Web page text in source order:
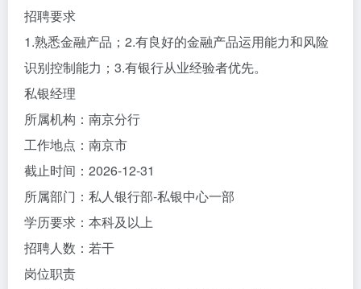
招聘要求
1.熟悉金融产品；2.有良好的金融产品运用能力和风险
识别控制能力；3.有银行从业经验者优先。
私银经理
所属机构：南京分行
工作地点：南京市
截止时间：2026-12-31
所属部门：私人银行部-私银中心一部
学历要求：本科及以上
招聘人数：若干
岗位职责